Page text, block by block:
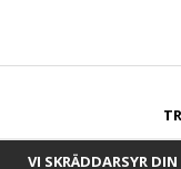
VI SKRÄDDARSYR DIN